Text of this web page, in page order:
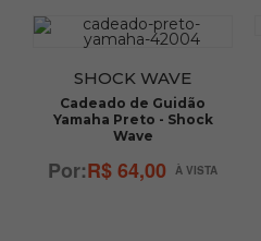
SHOCK WAVE
Cadeado de Guidão
Yamaha Preto - Shock
Wave
R$ 64,00